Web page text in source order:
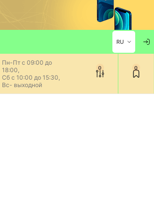
RU
Пн-Пт с 09:00 до
18:00,
Сб с 10:00 до 15:30,
Вс- выходной
0 0